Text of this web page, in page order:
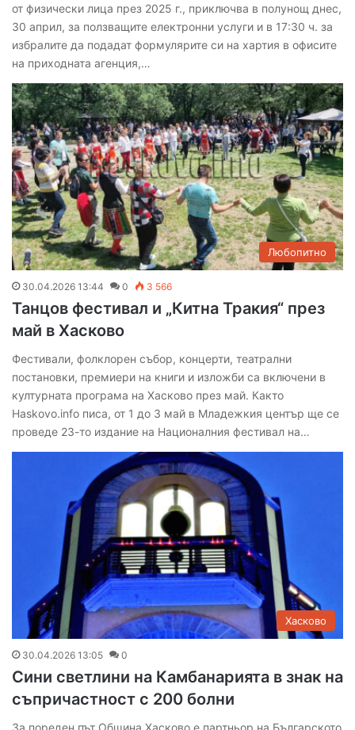
от физически лица през 2025 г., приключва в полунощ днес,
30 април, за ползващите електронни услуги и в 17:30 ч. за
избралите да подадат формулярите си на хартия в офисите
на приходната агенция,…
Любопитно
30.04.2026 13:44 0 3 566
Танцов фестивал и „Китна Тракия“ през
май в Хасково
Фестивали, фолклорен събор, концерти, театрални
постановки, премиери на книги и изложби са включени в
културната програма на Хасково през май. Както
Haskovo.info писа, от 1 до 3 май в Младежкия център ще се
проведе 23-то издание на Националния фестивал на…
Хасково
30.04.2026 13:05 0
Сини светлини на Камбанарията в знак на
съпричастност с 200 болни
За пореден път Община Хасково е партньор на Българското